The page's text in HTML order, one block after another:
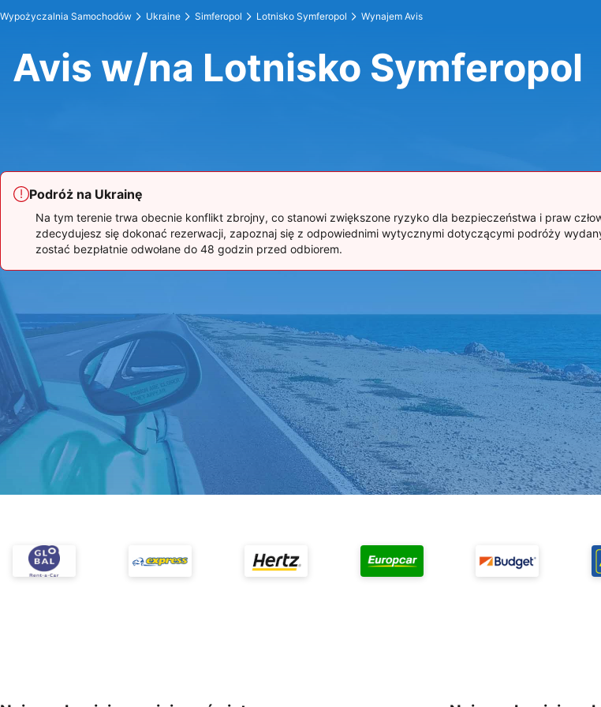
Wypożyczalnia Samochodów Ukraine Simferopol Lotnisko Symferopol Wynajem Avis
Avis w/na Lotnisko Symferopol
Podróż na Ukrainę
Na tym terenie trwa obecnie konflikt zbrojny, co stanowi zwiększone ryzyko dla bezpieczeństwa i praw
zdecydujesz się dokonać rezerwacji, zapoznaj się z odpowiednimi wytycznymi dotyczącymi podróży
zostać bezpłatnie odwołane do 48 godzin przed odbiorem.